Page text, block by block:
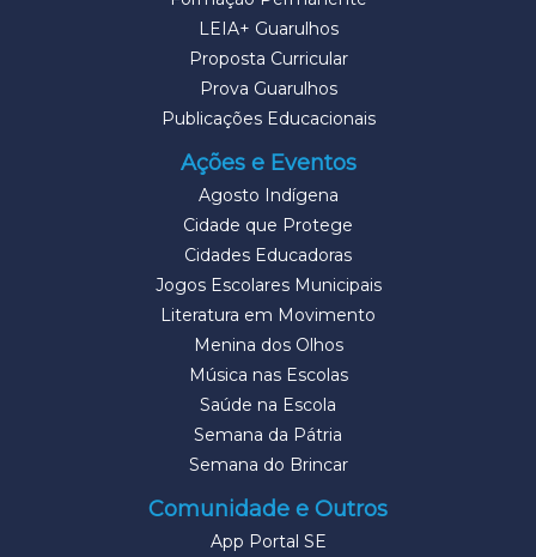
LEIA+ Guarulhos
Proposta Curricular
Prova Guarulhos
Publicações Educacionais
Ações e Eventos
Agosto Indígena
Cidade que Protege
Cidades Educadoras
Jogos Escolares Municipais
Literatura em Movimento
Menina dos Olhos
Música nas Escolas
Saúde na Escola
Semana da Pátria
Semana do Brincar
Comunidade e Outros
App Portal SE